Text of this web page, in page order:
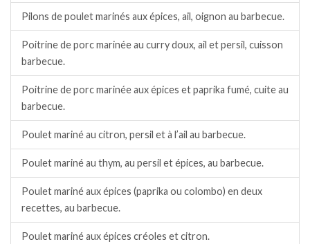
Pilons de poulet marinés aux épices, ail, oignon au barbecue.
Poitrine de porc marinée au curry doux, ail et persil, cuisson
barbecue.
Poitrine de porc marinée aux épices et paprika fumé, cuite au
barbecue.
Poulet mariné au citron, persil et à l’ail au barbecue.
Poulet mariné au thym, au persil et épices, au barbecue.
Poulet mariné aux épices (paprika ou colombo) en deux
recettes, au barbecue.
Poulet mariné aux épices créoles et citron.